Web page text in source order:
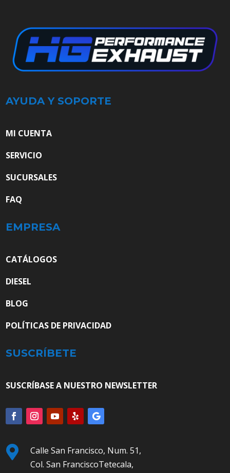
AYUDA Y SOPORTE
MI CUENTA
SERVICIO
SUCURSALES
FAQ
EMPRESA
CATÁLOGOS
DIESEL
BLOG
POLÍTICAS DE PRIVACIDAD
SUSCRÍBETE
SUSCRÍBASE A NUESTRO NEWSLETTER

Calle San Francisco, Num. 51,
Col. San FranciscoTetecala,